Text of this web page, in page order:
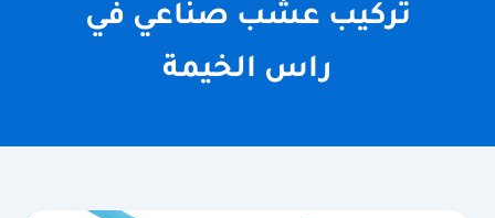
تركيب عشب صناعي في
راس الخيمة